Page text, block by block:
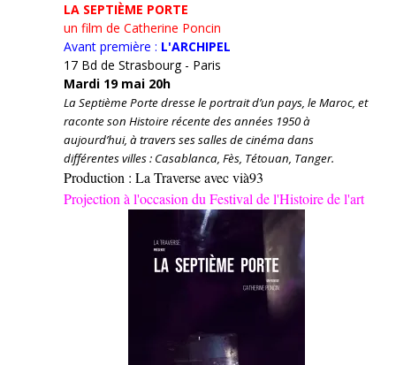
LA SEPTIÈME PORTE
un film de Catherine Poncin
Avant première : L'ARCHIPEL
17 Bd de Strasbourg - Paris
Mardi 19 mai 20h
La Septième Porte dresse le portrait d’un pays, le Maroc, et
raconte son Histoire récente des années 1950 à
aujourd’hui, à travers ses salles de cinéma dans
différentes villes : Casablanca, Fès, Tétouan, Tanger.
Production : La Traverse avec vià93
Projection à l'occasion du Festival de l'Histoire de l'art